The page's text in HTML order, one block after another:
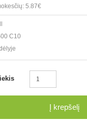
5.87€
C10
Į krepšelį